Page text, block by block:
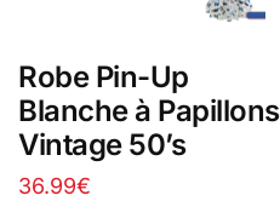
Robe Pin-Up
Blanche à Papillons
Vintage 50’s
36.99€